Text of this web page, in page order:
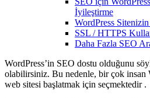
İyileştirme
WordPress
SSL / HTTPS
Daha Fazla SEO
WordPress’in SEO dostu olduğunu
olabilirsiniz. Bu nedenle, bir çok insan
web sitesi başlatmak için seçmektedir .